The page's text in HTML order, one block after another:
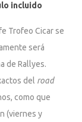
incluido
Trofeo Cicar se
será
de Rallyes.
del road
como que
(viernes y